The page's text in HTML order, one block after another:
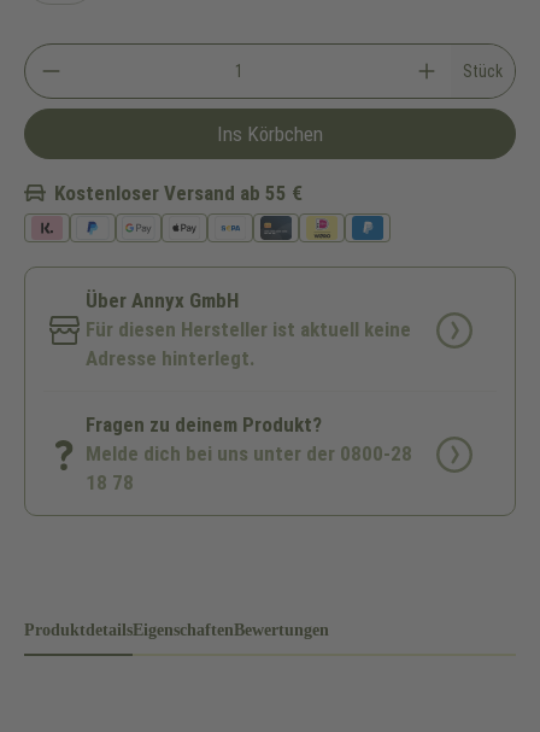
Stück
Ins Körbchen
Kostenloser Versand ab 55 €
Über Annyx GmbH
Für diesen Hersteller ist aktuell keine
Adresse hinterlegt.
Fragen zu deinem Produkt?
Melde dich bei uns unter der 0800-28
18 78
ProduktdetailsEigenschaftenBewertungen